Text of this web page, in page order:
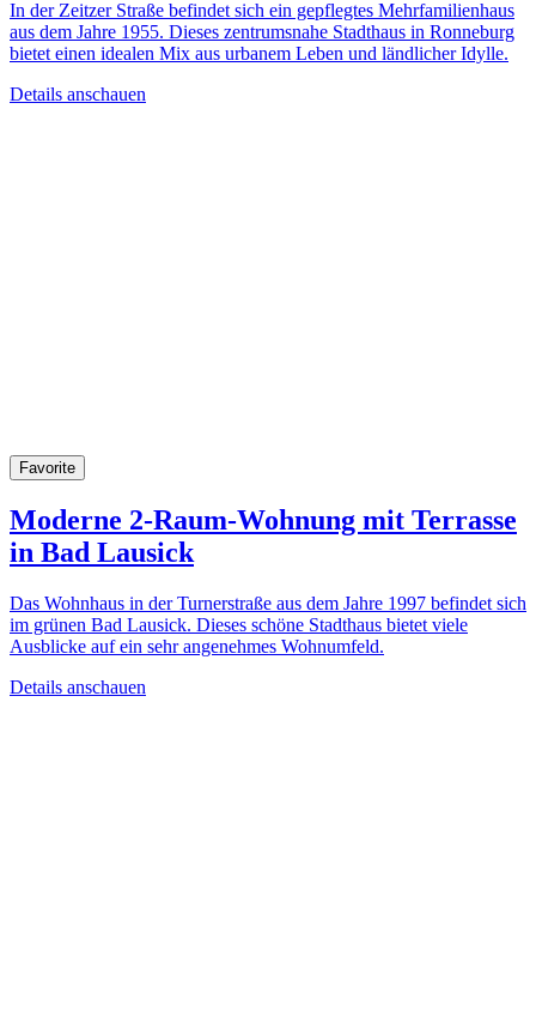
In der Zeitzer Straße befindet sich ein gepflegtes Mehrfamilienhaus
aus dem Jahre 1955. Dieses zentrumsnahe Stadthaus in Ronneburg
bietet einen idealen Mix aus urbanem Leben und ländlicher Idylle.
Details anschauen
Favorite
Moderne 2-Raum-Wohnung mit Terrasse
in Bad Lausick
Das Wohnhaus in der Turnerstraße aus dem Jahre 1997 befindet sich
im grünen Bad Lausick. Dieses schöne Stadthaus bietet viele
Ausblicke auf ein sehr angenehmes Wohnumfeld.
Details anschauen